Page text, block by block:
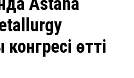
конгресі өтті